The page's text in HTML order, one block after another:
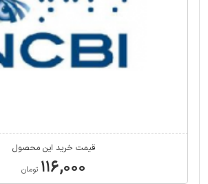
قیمت خرید این محصول
۱۱۶,۰۰۰ تومان